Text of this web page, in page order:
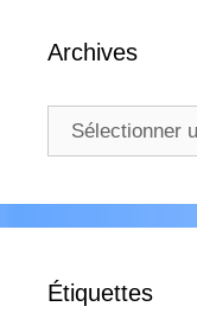
Archives
Archives
Étiquettes